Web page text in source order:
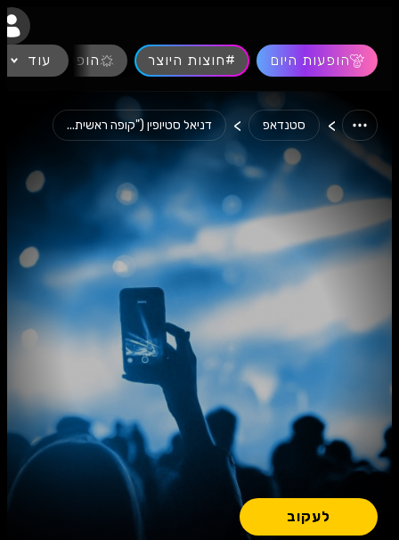
הופעות היום #חוצות היוצר הופעות חיות
עוד
> סטנדאפ > דניאל סטיופין ("קופה ראשית...
לעקוב